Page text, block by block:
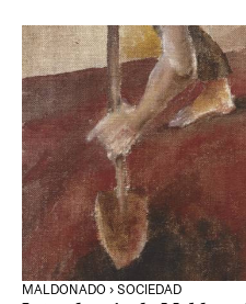
MALDONADO › SOCIEDAD